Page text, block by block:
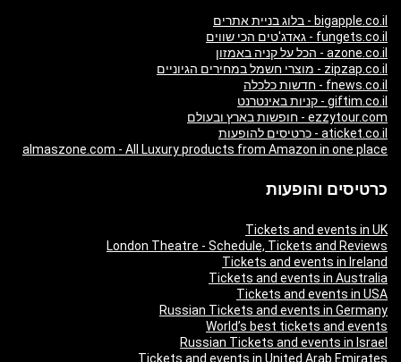
bigapple.co.il - בלוג בניית אתרים
fungets.co.il - גאדג'טים הכי שווים
azone.co.il - הכל על קניה באמזון
zipzap.co.il - מוצרי חשמל במחירים הגיוניים
fnews.co.il - חדשות כלכלה
giftim.co.il - קניות באינטרנט
ezzytour.com - חופשות בארץ ובעולם
aticket.co.il - כרטיסים להופעות
almaszone.com - All Luxury products from Amazon in one place
כרטיסים והופעות
Tickets and events in UK
London Theatre - Schedule, Tickets and Reviews
Tickets and events in Ireland
Tickets and events in Australia
Tickets and events in USA
Russian Tickets and events in Germany
World’s best tickets and events
Russian Tickets and events in Israel
Tickets and events in United Arab Emirates